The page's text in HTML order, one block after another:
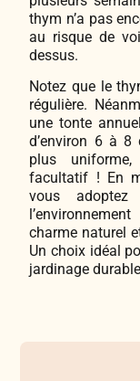
thym n’a pas
au risque de
dessus.
Notez que le
régulière.
une tonte
d’environ 6 à
plus
facultatif ! En
vous adoptez
charme naturel
Un choix idéal
jardinage